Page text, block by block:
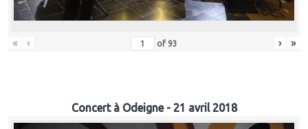
« ‹ of 93 › »
Concert à Odeigne - 21 avril 2018